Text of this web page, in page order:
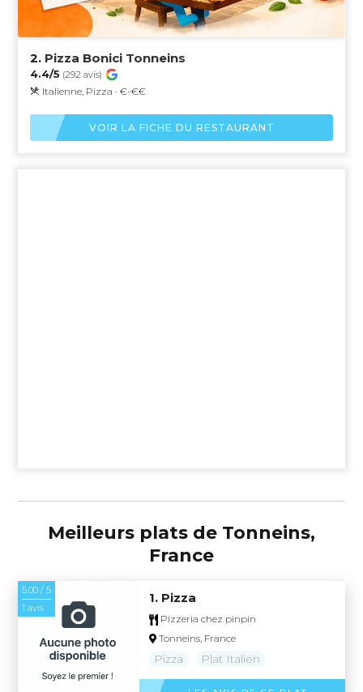
2. Pizza Bonici Tonneins
4.4/5 (292 avis)
Italienne, Pizza · €-€€
VOIR LA FICHE DU RESTAURANT
Meilleurs plats de Tonneins,
France
5.00 / 5
1 avis
1. Pizza
Pizzeria chez pinpin
Tonneins, France
Pizza Plat Italien